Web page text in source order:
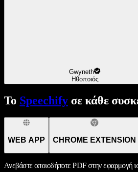
Gwyneth
Ηθοποιός
Το Speechify σε κάθε
WEB APP CHROME EXTENSION
Ανεβάστε οποιοδήποτε PDF στην εφαρμογή